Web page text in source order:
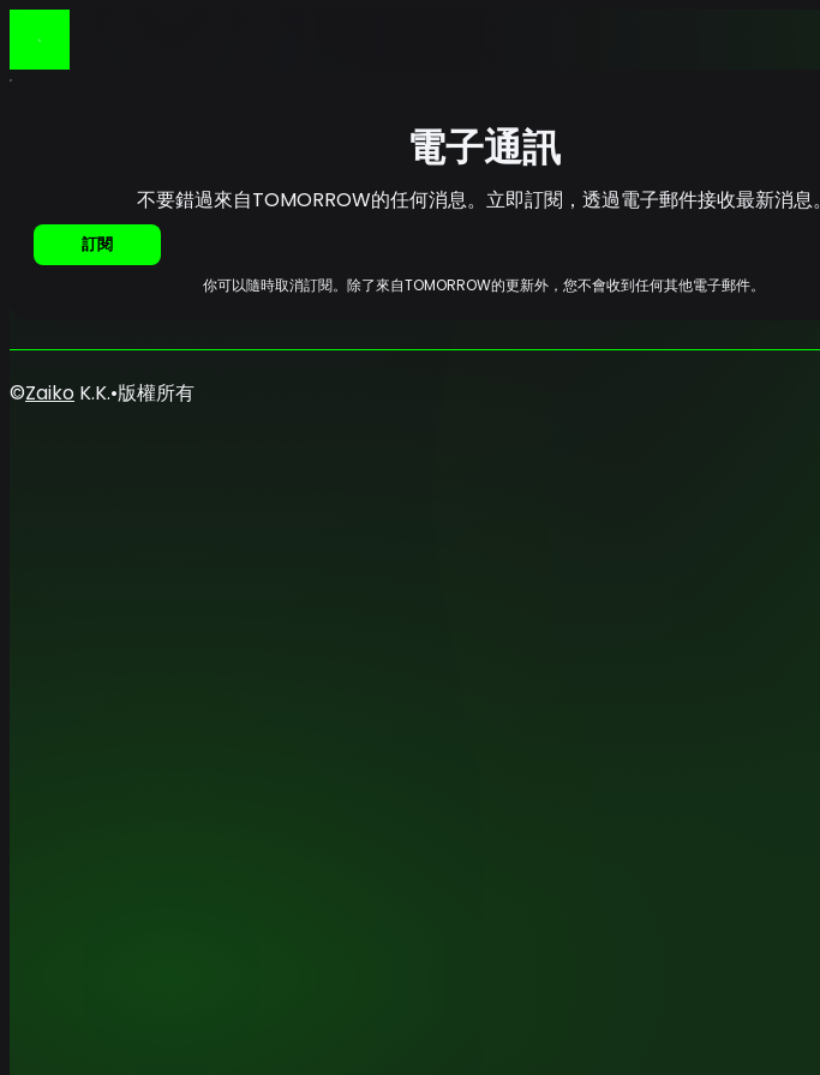
首頁
電子通訊
不要錯過來自TOMORROW的任何消息。立即訂閱，透過電子郵件接收最新消息。
訂閱
你可以隨時取消訂閱。除了來自TOMORROW的更新外，您不會收到任何其他電子郵件。
©Zaiko K.K.•版權所有